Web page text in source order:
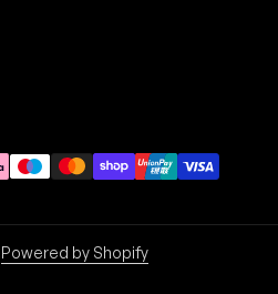
Powered by Shopify